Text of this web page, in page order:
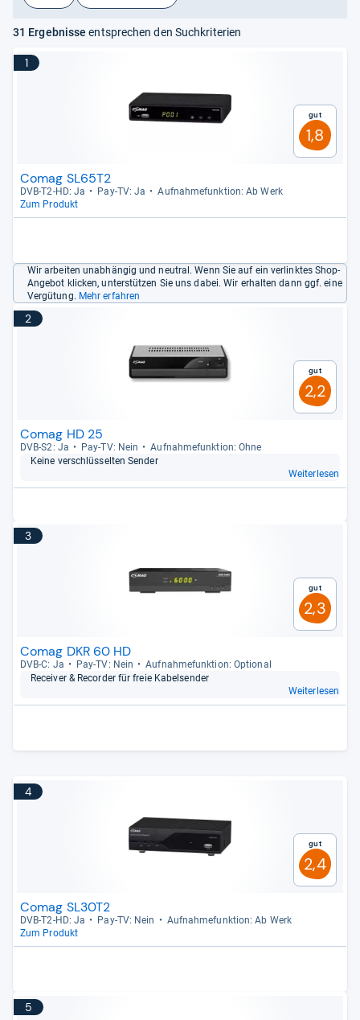
31 Ergebnisse entsprechen den Suchkriterien
1
Gut
1,8
Comag SL65T2
DVB-​T2-​HD: Ja Pay-​TV: Ja
Auf­nah­me­funk­tion: Ab Werk
Zum Produkt
Wir arbeiten unabhängig und neutral. Wenn Sie auf ein verlinktes Shop-
Angebot klicken, unterstützen Sie uns dabei. Wir erhalten dann ggf. eine
Vergütung. Mehr erfahren
2
Gut
2,2
Comag HD 25
DVB-​S2: Ja Pay-​TV: Nein
Auf­nah­me­funk­tion: Ohne
Keine ver­schlüs­sel­ten Sen­der
Weiterlesen
3
Gut
2,3
Comag DKR 60 HD
DVB-​C: Ja Pay-​TV: Nein
Auf­nah­me­funk­tion: Optio­nal
Recei­ver & Recor­der für freie Kabel­sen­der
Weiterlesen
4
Gut
2,4
Comag SL30T2
DVB-​T2-​HD: Ja Pay-​TV: Nein
Auf­nah­me­funk­tion: Ab Werk
Zum Produkt
5